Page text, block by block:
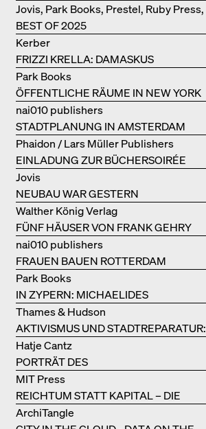
BEST OF 2025
Jovis, Park Books, Prestel, Ruby Press,
Scheidegger Spiess, Steidl, Thames &
Hudson, Walther König
FRIZZI KRELLA: DAMASKUS
Kerber
ÖFFENTLICHE RÄUME IN NEW YORK
Park Books
STADTPLANUNG IN AMSTERDAM
nai010 publishers
EINLADUNG ZUR BÜCHERSOIRÉE
Phaidon / Lars Müller Publishers
NEUBAU WAR GESTERN
Jovis
FÜNF HÄUSER VON FRANK GEHRY
Walther König Verlag
FRAUEN BAUEN ROTTERDAM
nai010 publishers
IN ZYPERN: MICHAELIDES
RESIDENCE
Park Books
AKTIVISMUS UND STADTREPARATUR:
ASSEMBLE
Thames & Hudson
PORTRÄT DES
PRODUKTIONSGEBÄUDES THE PLUS
DER BJARKE INGELS GROUP
Hatje Cantz
REICHTUM STATT KAPITAL – DIE
ARCHITEKTUR VON ANUPAMA
MIT Press
ArchiTangle